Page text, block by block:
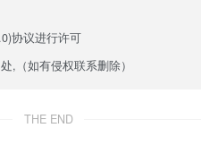
协议进行许可
,（如有侵权联系删除）
THE END